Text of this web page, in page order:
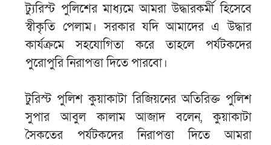
ট্যুরিস্ট পুলিশের মাধ্যমে আমরা উদ্ধারকর্মী হিসেবে
স্বীকৃতি পেলাম। সরকার যদি আমাদের এ উদ্ধার
কার্যক্রমে সহযোগিতা করে তাহলে পর্যটকদের
পুরোপুরি নিরাপত্তা দিতে পারবো।
টুরিস্ট পুলিশ কুয়াকাটা রিজিয়নের অতিরিক্ত পুলিশ
সুপার আবুল কালাম আজাদ বলেন, কুয়াকাটা
সৈকতের পর্যটকদের নিরাপত্তা দিতে আমরা